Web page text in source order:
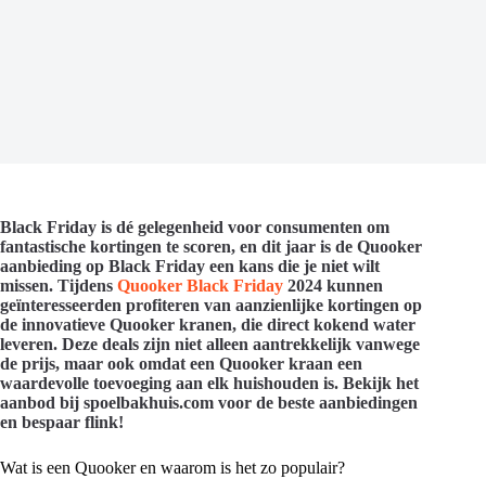
Black Friday is dé gelegenheid voor consumenten om
fantastische kortingen te scoren, en dit jaar is de Quooker
aanbieding op Black Friday een kans die je niet wilt
missen. Tijdens Quooker Black Friday 2024 kunnen
geïnteresseerden profiteren van aanzienlijke kortingen op
de innovatieve Quooker kranen, die direct kokend water
leveren. Deze deals zijn niet alleen aantrekkelijk vanwege
de prijs, maar ook omdat een Quooker kraan een
waardevolle toevoeging aan elk huishouden is. Bekijk het
aanbod bij spoelbakhuis.com voor de beste aanbiedingen
en bespaar flink!
Wat is een Quooker en waarom is het zo populair?